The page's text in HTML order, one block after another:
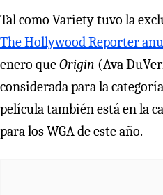
Tal como Variety tuvo la
The Hollywood Reporter
enero queOrigin (Ava
considerada para la
película también está en la
para los WGA de este año.